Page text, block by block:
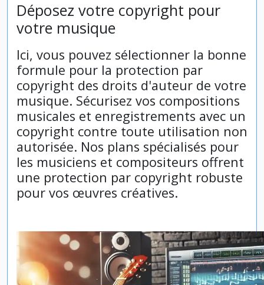
Déposez votre copyright pour
votre musique
Ici, vous pouvez sélectionner la bonne
formule pour la protection par
copyright des droits d'auteur de votre
musique. Sécurisez vos compositions
musicales et enregistrements avec un
copyright contre toute utilisation non
autorisée. Nos plans spécialisés pour
les musiciens et compositeurs offrent
une protection par copyright robuste
pour vos œuvres créatives.